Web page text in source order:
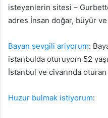
isteyenlerin sitesi –
adres İnsan doğar, büyür
Bayan sevgili ariyorum:
istanbulda oturuyom 52
İstanbul ve civarında
Huzur bulmak istiyorum: